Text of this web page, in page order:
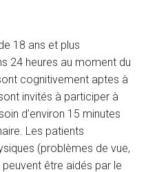
18 ans et plus
24 heures au moment du
cognitivement aptes à
invités à participer à
d’environ 15 minutes
Les patients
(problèmes de vue,
être aidés par le